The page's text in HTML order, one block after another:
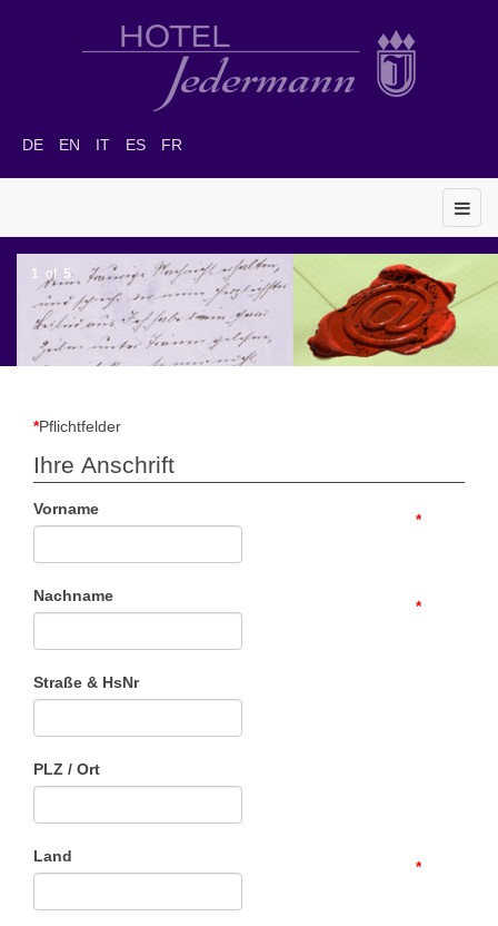
DE EN IT ES FR
1 of 5
*Pflichtfelder
Ihre Anschrift
Vorname
*
Nachname
*
Straße & HsNr
PLZ / Ort
Land
*